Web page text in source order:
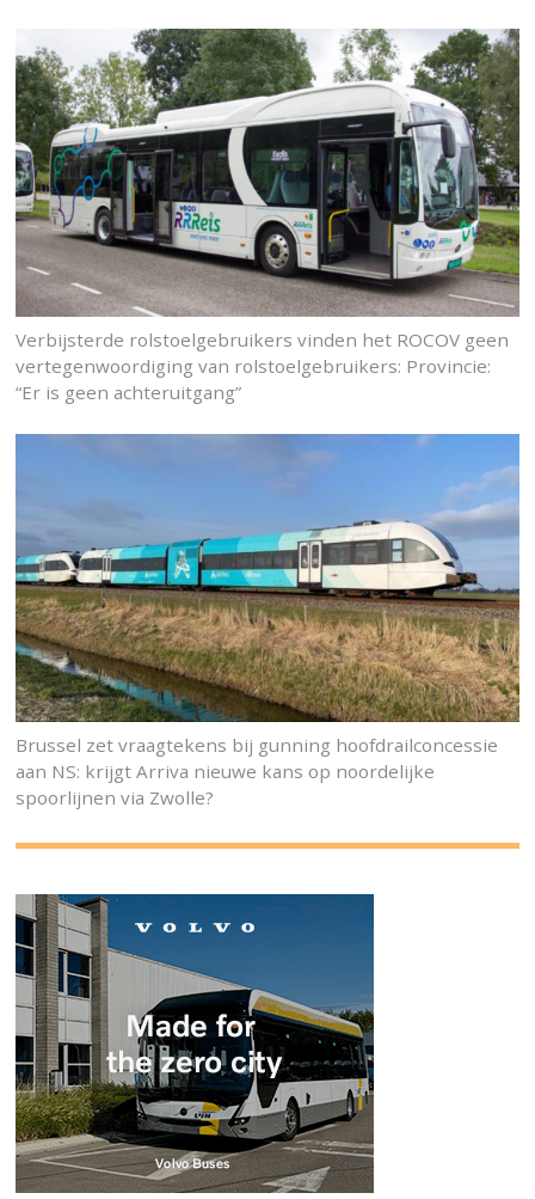
Verbijsterde rolstoelgebruikers vinden het ROCOV geen
vertegenwoordiging van rolstoelgebruikers: Provincie:
“Er is geen achteruitgang”
Brussel zet vraagtekens bij gunning hoofdrailconcessie
aan NS: krijgt Arriva nieuwe kans op noordelijke
spoorlijnen via Zwolle?